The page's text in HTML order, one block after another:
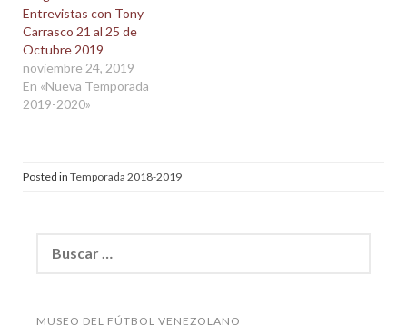
Entrevistas con Tony
Carrasco 21 al 25 de
Octubre 2019
noviembre 24, 2019
En «Nueva Temporada
2019-2020»
Posted in Temporada 2018-2019
MUSEO DEL FÚTBOL VENEZOLANO